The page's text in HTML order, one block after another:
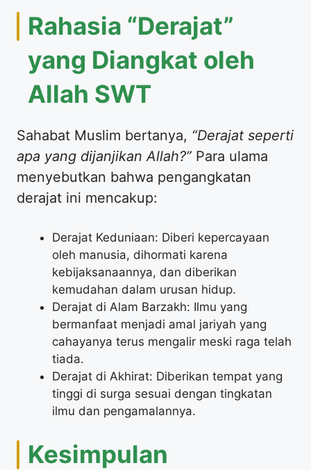
Rahasia “Derajat”
yang Diangkat oleh
Allah SWT
Sahabat Muslim bertanya, “Derajat seperti
apa yang dijanjikan Allah?” Para ulama
menyebutkan bahwa pengangkatan
derajat ini mencakup:
Derajat Keduniaan: Diberi kepercayaan
oleh manusia, dihormati karena
kebijaksanaannya, dan diberikan
kemudahan dalam urusan hidup.
Derajat di Alam Barzakh: Ilmu yang
bermanfaat menjadi amal jariyah yang
cahayanya terus mengalir meski raga telah
tiada.
Derajat di Akhirat: Diberikan tempat yang
tinggi di surga sesuai dengan tingkatan
ilmu dan pengamalannya.
Kesimpulan